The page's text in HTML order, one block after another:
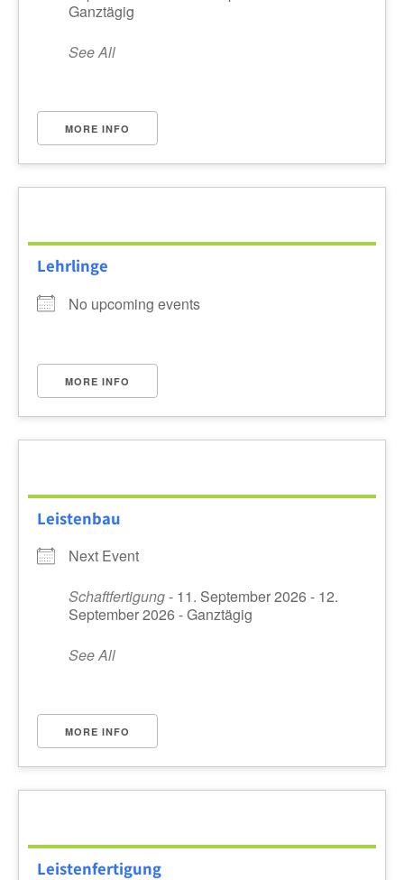
Ganztägig
See All
MORE INFO
Lehrlinge
No upcoming events
MORE INFO
Leistenbau
Next Event
Schaftfertigung- 11. September 2026 - 12.
September 2026 - Ganztägig
See All
MORE INFO
Leistenfertigung